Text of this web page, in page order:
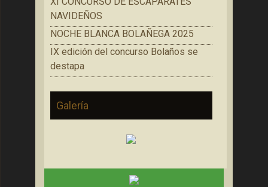
NAVIDEÑOS
NOCHE BLANCA BOLAÑEGA 2025
IX edición del concurso Bolaños se
destapa
Galería